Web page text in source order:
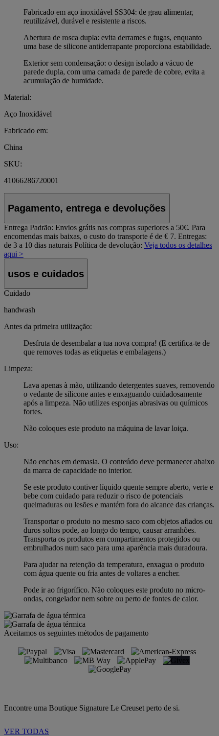
Fabricado em aço inoxidável SS304: de grau alimentar,
reutilizável, durável e resistente a riscos.
Abertura de rosca dupla: evita derrames e fugas, enquanto
uma base de silicone antiderrapante proporciona estabilidade.
Exterior sem condensação: o design isolado a vácuo de
parede dupla, com uma camada de parede de cobre, evita a
acumulação de humidade.
Material:
Aço Inoxidável
Fabricado em:
China
SKU:
41066286720001
Pagamento, entrega e devoluções
Entrega Padrão: Envios grátis nas compras superiores a 50€. Para
encomendas mais baixas, o custo do transporte é de € 7. Entregas:
de 3 a 10 dias naturais Política de devolução: Veja todos os detalhes
aqui >
usos e cuidados
Cuidado
handwash
Antes da primeira utilização:
Desfruta de desembalar a tua nova compra! (E certifica-te de
que removes todas as etiquetas e embalagens.)
Limpeza:
Lava apenas à mão, utilizando detergentes suaves, removendo
o vedante de silicone antes e enxaguando cuidadosamente
após a limpeza. Não utilizes esponjas abrasivas ou químicos
fortes.
Não coloques este produto na máquina de lavar loiça.
Uso:
Não enchas em demasia. O conteúdo deve permanecer abaixo
da marca de capacidade no interior.
Se este produto contiver líquido quente sempre aberto, verte e
bebe com cuidado para reduzir o risco de potenciais
queimaduras ou lesões e mantém fora do alcance das crianças.
Transportar o produto no mesmo saco com objetos afiados ou
duros soltos pode, ao longo do tempo, causar arranhões.
Transporta os produtos em compartimentos protegidos ou
embrulhados num saco para uma aparência mais duradoura.
Para ajudar na retenção da temperatura, enxagua o produto
com água quente ou fria antes de voltares a encher.
Pode ir ao frigorífico. Não coloques este produto no micro-
ondas, congelador nem sobre ou perto de fontes de calor.
Aceitamos os seguintes métodos de pagamento
Encontre uma Boutique Signature Le Creuset perto de si.
VER TODAS